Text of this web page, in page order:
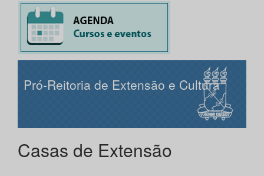
Pró-Reitoria de Extensão e Cultura
Casas de Extensão